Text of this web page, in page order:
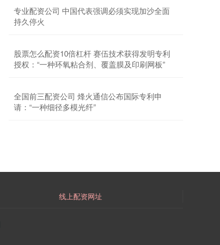
证券之星消息，根据天眼查APP数据显示光弘科技
(300735)新获得一项实用新型专利授权，专利名为
股票配资平台有哪些 每周股票复盘：振华重工
（600320）计划回购A股股票，但本周尚未开始回
截至2025年8月1日收盘，振华重工(600320)报收于
4.53元，较上周的4.66元下跌2.79%。本周，振华重
专业配资公司 中国代表强调必须实现加沙全面
持久停火
股票怎么配资10倍杠杆 赛伍技术获得发明专利
授权：“一种环氧粘合剂、覆盖膜及印刷网板”
全国前三配资公司 烽火通信公布国际专利申
请：“一种细径多模光纤”
线上配资网址